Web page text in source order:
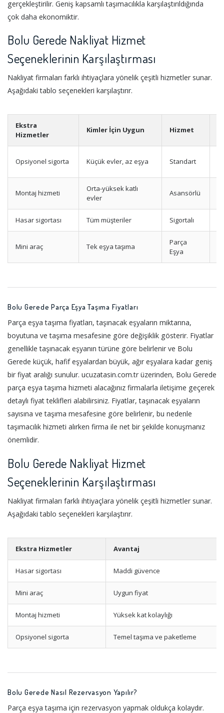
gerçekleştirilir. Geniş kapsamlı taşımacılıkla karşılaştırıldığında
çok daha ekonomiktir.
Bolu Gerede Nakliyat Hizmet
Seçeneklerinin Karşılaştırması
Nakliyat firmaları farklı ihtiyaçlara yönelik çeşitli hizmetler sunar.
Aşağıdaki tablo seçenekleri karşılaştırır.
Ekstra
Hizmetler
Kimler İçin Uygun Hizmet
Opsiyonel sigorta Küçük evler, az eşya Standart
Montaj hizmeti
Orta-yüksek katlı
evler
Asansörlü
Hasar sigortası Tüm müşteriler Sigortalı
Mini araç Tek eşya taşıma
Parça
Eşya
Bolu Gerede Parça Eşya Taşıma Fiyatları
Parça eşya taşıma fiyatları, taşınacak eşyaların miktarına,
boyutuna ve taşıma mesafesine göre değişiklik gösterir. Fiyatlar
genellikle taşınacak eşyanın türüne göre belirlenir ve Bolu
Gerede küçük, hafif eşyalardan büyük, ağır eşyalara kadar geniş
bir fiyat aralığı sunulur. ucuzatasin.com.tr üzerinden, Bolu Gerede
parça eşya taşıma hizmeti alacağınız firmalarla iletişime geçerek
detaylı fiyat teklifleri alabilirsiniz. Fiyatlar, taşınacak eşyaların
sayısına ve taşıma mesafesine göre belirlenir, bu nedenle
taşımacılık hizmeti alırken firma ile net bir şekilde konuşmanız
önemlidir.
Bolu Gerede Nakliyat Hizmet
Seçeneklerinin Karşılaştırması
Nakliyat firmaları farklı ihtiyaçlara yönelik çeşitli hizmetler sunar.
Aşağıdaki tablo seçenekleri karşılaştırır.
Ekstra Hizmetler Avantaj
Hasar sigortası Maddi güvence
Mini araç Uygun fiyat
Montaj hizmeti Yüksek kat kolaylığı
Opsiyonel sigorta Temel taşıma ve paketleme
Bolu Gerede Nasıl Rezervasyon Yapılır?
Parça eşya taşıma için rezervasyon yapmak oldukça kolaydır.